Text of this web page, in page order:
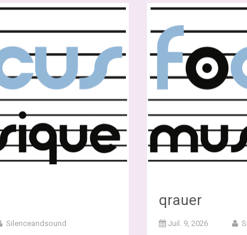
Silenceandsound
qrauer
Juil. 9, 2026